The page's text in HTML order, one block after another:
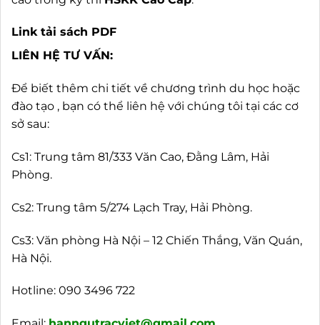
Link tải sách PDF
LIÊN HỆ TƯ VẤN:
Để biết thêm chi tiết về chương trình du học hoặc
đào tạo , bạn có thể liên hệ với chúng tôi tại các cơ
sở sau:
Cs1: Trung tâm 81/333 Văn Cao, Đằng Lâm, Hải
Phòng.
Cs2: Trung tâm 5/274 Lạch Tray, Hải Phòng.
Cs3: Văn phòng Hà Nội – 12 Chiến Thắng, Văn Quán,
Hà Nội.
Hotline: 090 3496 722